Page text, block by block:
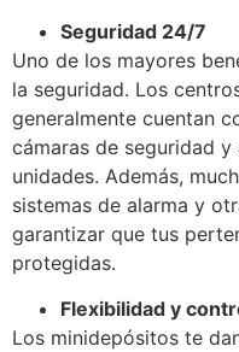
Seguridad 24/7
Uno de los mayores
la seguridad. Los
generalmente cuentan
cámaras de seguridad
unidades. Además,
sistemas de alarma y
garantizar que tus
protegidas.
Flexibilidad y
Los minidepósitos te